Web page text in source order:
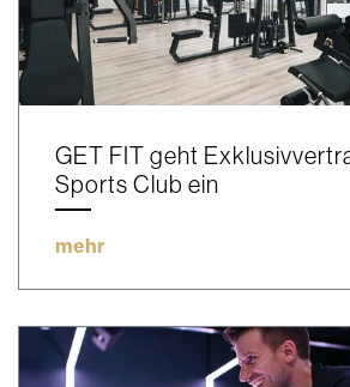
GET FIT geht
Sports Club ein
mehr